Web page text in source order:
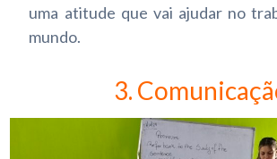
uma atitude que vai ajudar no
mundo.
3.